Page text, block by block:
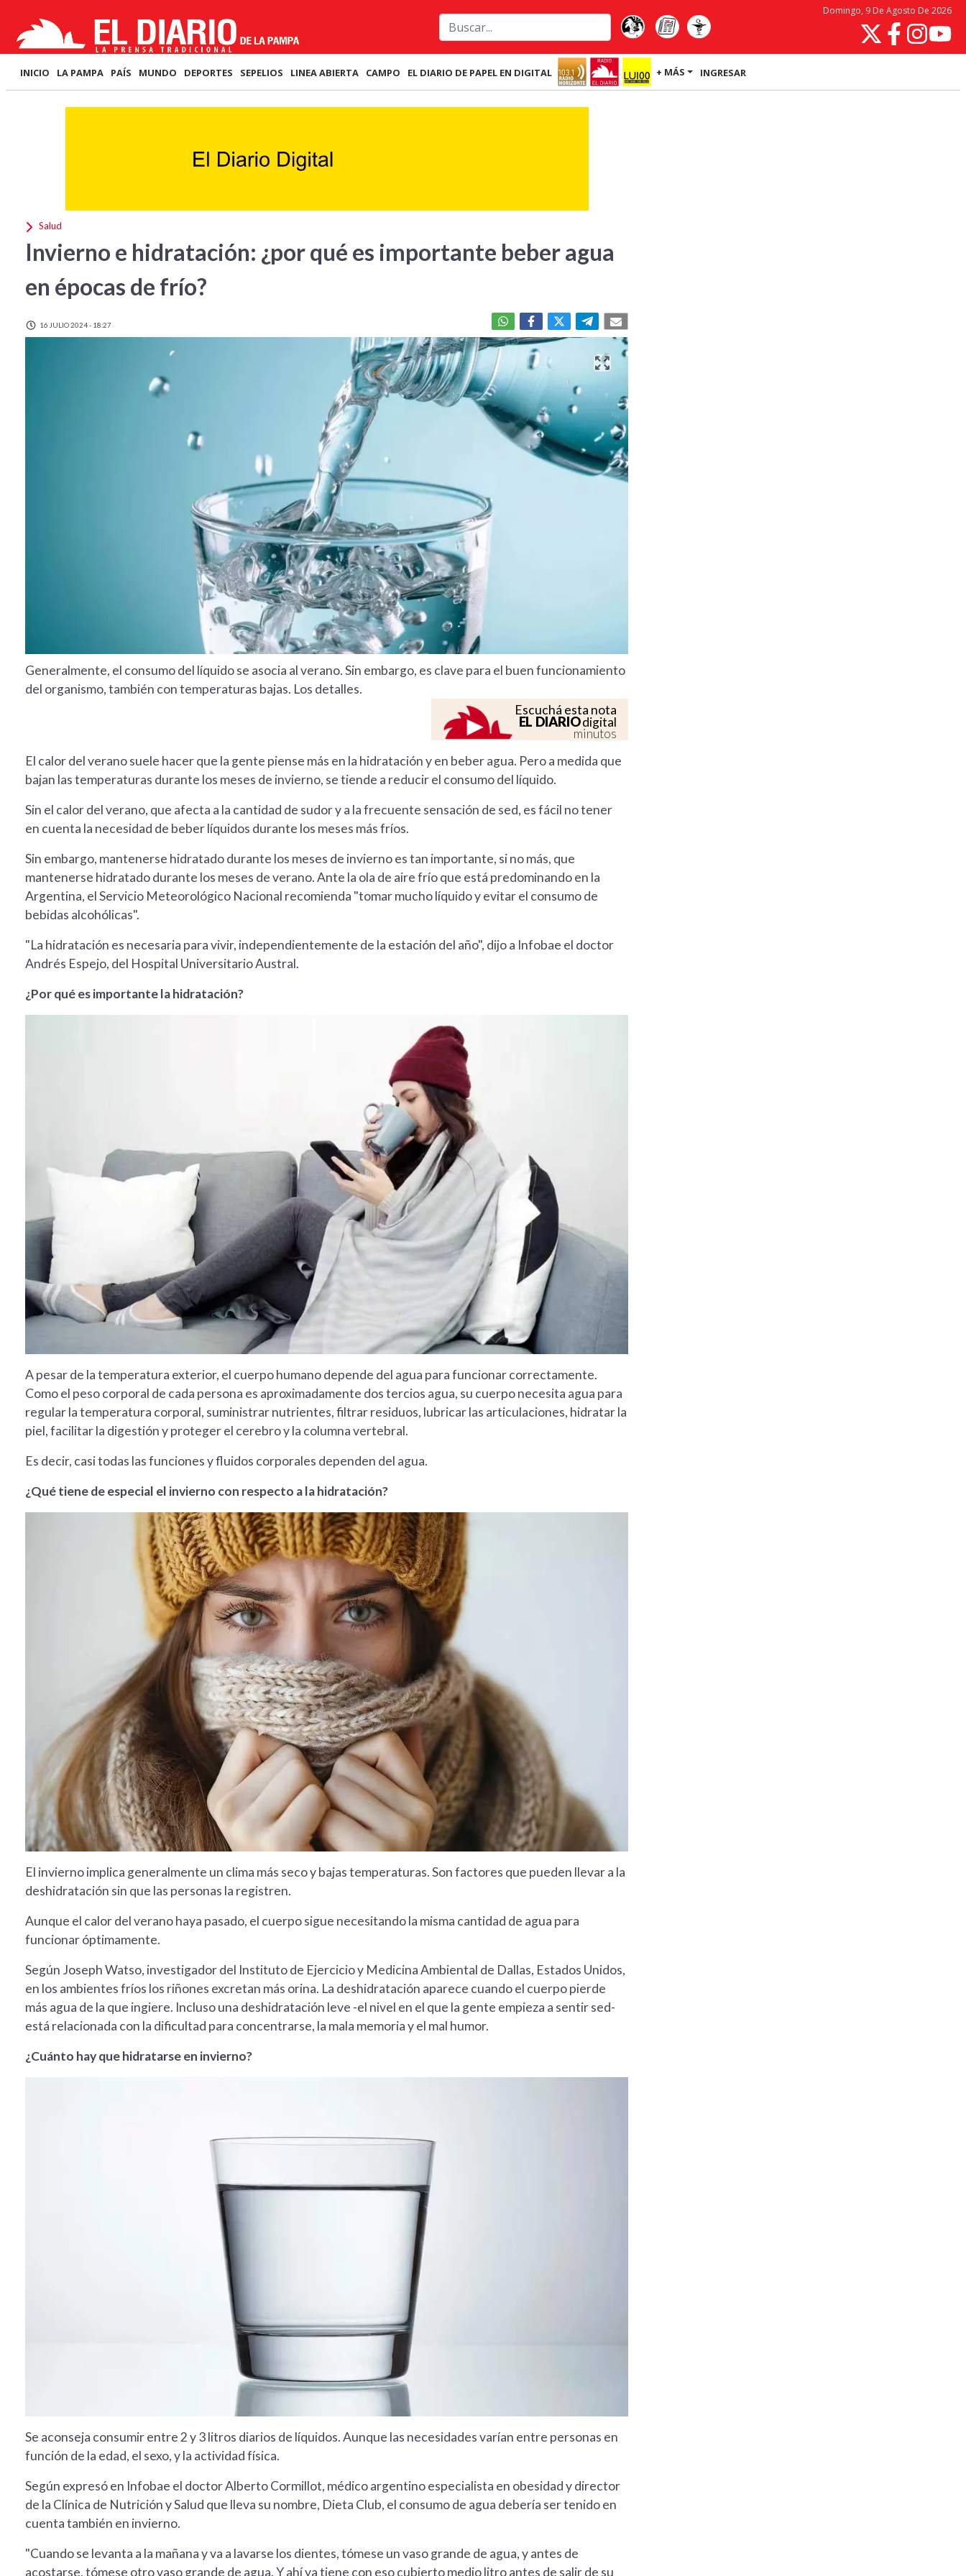
Domingo, 9 De Agosto De 2026
INICIO LA PAMPA PAÍS MUNDO DEPORTES SEPELIOS LINEA ABIERTA CAMPO EL DIARIO DE PAPEL EN DIGITAL + MÁS INGRESAR
Salud
Invierno e hidratación: ¿por qué es importante beber agua
en épocas de frío?
16 JULIO 2024 - 18:27
Generalmente, el consumo del líquido se asocia al verano. Sin embargo, es clave para el buen funcionamiento
del organismo, también con temperaturas bajas. Los detalles.
Escuchá esta nota
EL DIARIOdigital
minutos
El calor del verano suele hacer que la gente piense más en la hidratación y en beber agua. Pero a medida que
bajan las temperaturas durante los meses de invierno, se tiende a reducir el consumo del líquido.
Sin el calor del verano, que afecta a la cantidad de sudor y a la frecuente sensación de sed, es fácil no tener
en cuenta la necesidad de beber líquidos durante los meses más fríos.
Sin embargo, mantenerse hidratado durante los meses de invierno es tan importante, si no más, que
mantenerse hidratado durante los meses de verano. Ante la ola de aire frío que está predominando en la
Argentina, el Servicio Meteorológico Nacional recomienda "tomar mucho líquido y evitar el consumo de
bebidas alcohólicas".
"La hidratación es necesaria para vivir, independientemente de la estación del año", dijo a Infobae el doctor
Andrés Espejo, del Hospital Universitario Austral.
¿Por qué es importante la hidratación?
A pesar de la temperatura exterior, el cuerpo humano depende del agua para funcionar correctamente.
Como el peso corporal de cada persona es aproximadamente dos tercios agua, su cuerpo necesita agua para
regular la temperatura corporal, suministrar nutrientes, filtrar residuos, lubricar las articulaciones, hidratar la
piel, facilitar la digestión y proteger el cerebro y la columna vertebral.
Es decir, casi todas las funciones y fluidos corporales dependen del agua.
¿Qué tiene de especial el invierno con respecto a la hidratación?
El invierno implica generalmente un clima más seco y bajas temperaturas. Son factores que pueden llevar a la
deshidratación sin que las personas la registren.
Aunque el calor del verano haya pasado, el cuerpo sigue necesitando la misma cantidad de agua para
funcionar óptimamente.
Según Joseph Watso, investigador del Instituto de Ejercicio y Medicina Ambiental de Dallas, Estados Unidos,
en los ambientes fríos los riñones excretan más orina. La deshidratación aparece cuando el cuerpo pierde
más agua de la que ingiere. Incluso una deshidratación leve -el nivel en el que la gente empieza a sentir sed-
está relacionada con la dificultad para concentrarse, la mala memoria y el mal humor.
¿Cuánto hay que hidratarse en invierno?
Se aconseja consumir entre 2 y 3 litros diarios de líquidos. Aunque las necesidades varían entre personas en
función de la edad, el sexo, y la actividad física.
Según expresó en Infobae el doctor Alberto Cormillot, médico argentino especialista en obesidad y director
de la Clínica de Nutrición y Salud que lleva su nombre, Dieta Club, el consumo de agua debería ser tenido en
cuenta también en invierno.
"Cuando se levanta a la mañana y va a lavarse los dientes, tómese un vaso grande de agua, y antes de
acostarse, tómese otro vaso grande de agua. Y ahí ya tiene con eso cubierto medio litro antes de salir de su